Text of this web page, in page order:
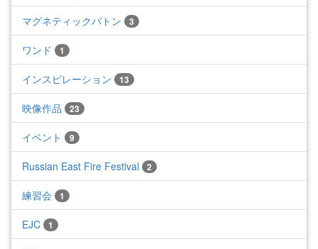
マグネティックバトン 3
ワンド 1
インスピレーション 13
映像作品 23
イベント 9
Russian East Fire Festival 2
練習会 1
EJC 1